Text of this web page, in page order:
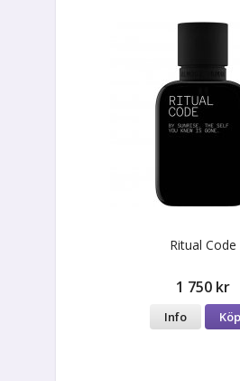
Ritual Code
1 750 kr
Info Köp